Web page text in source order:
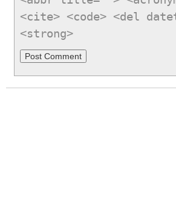
<cite> <code> <del
<strong>